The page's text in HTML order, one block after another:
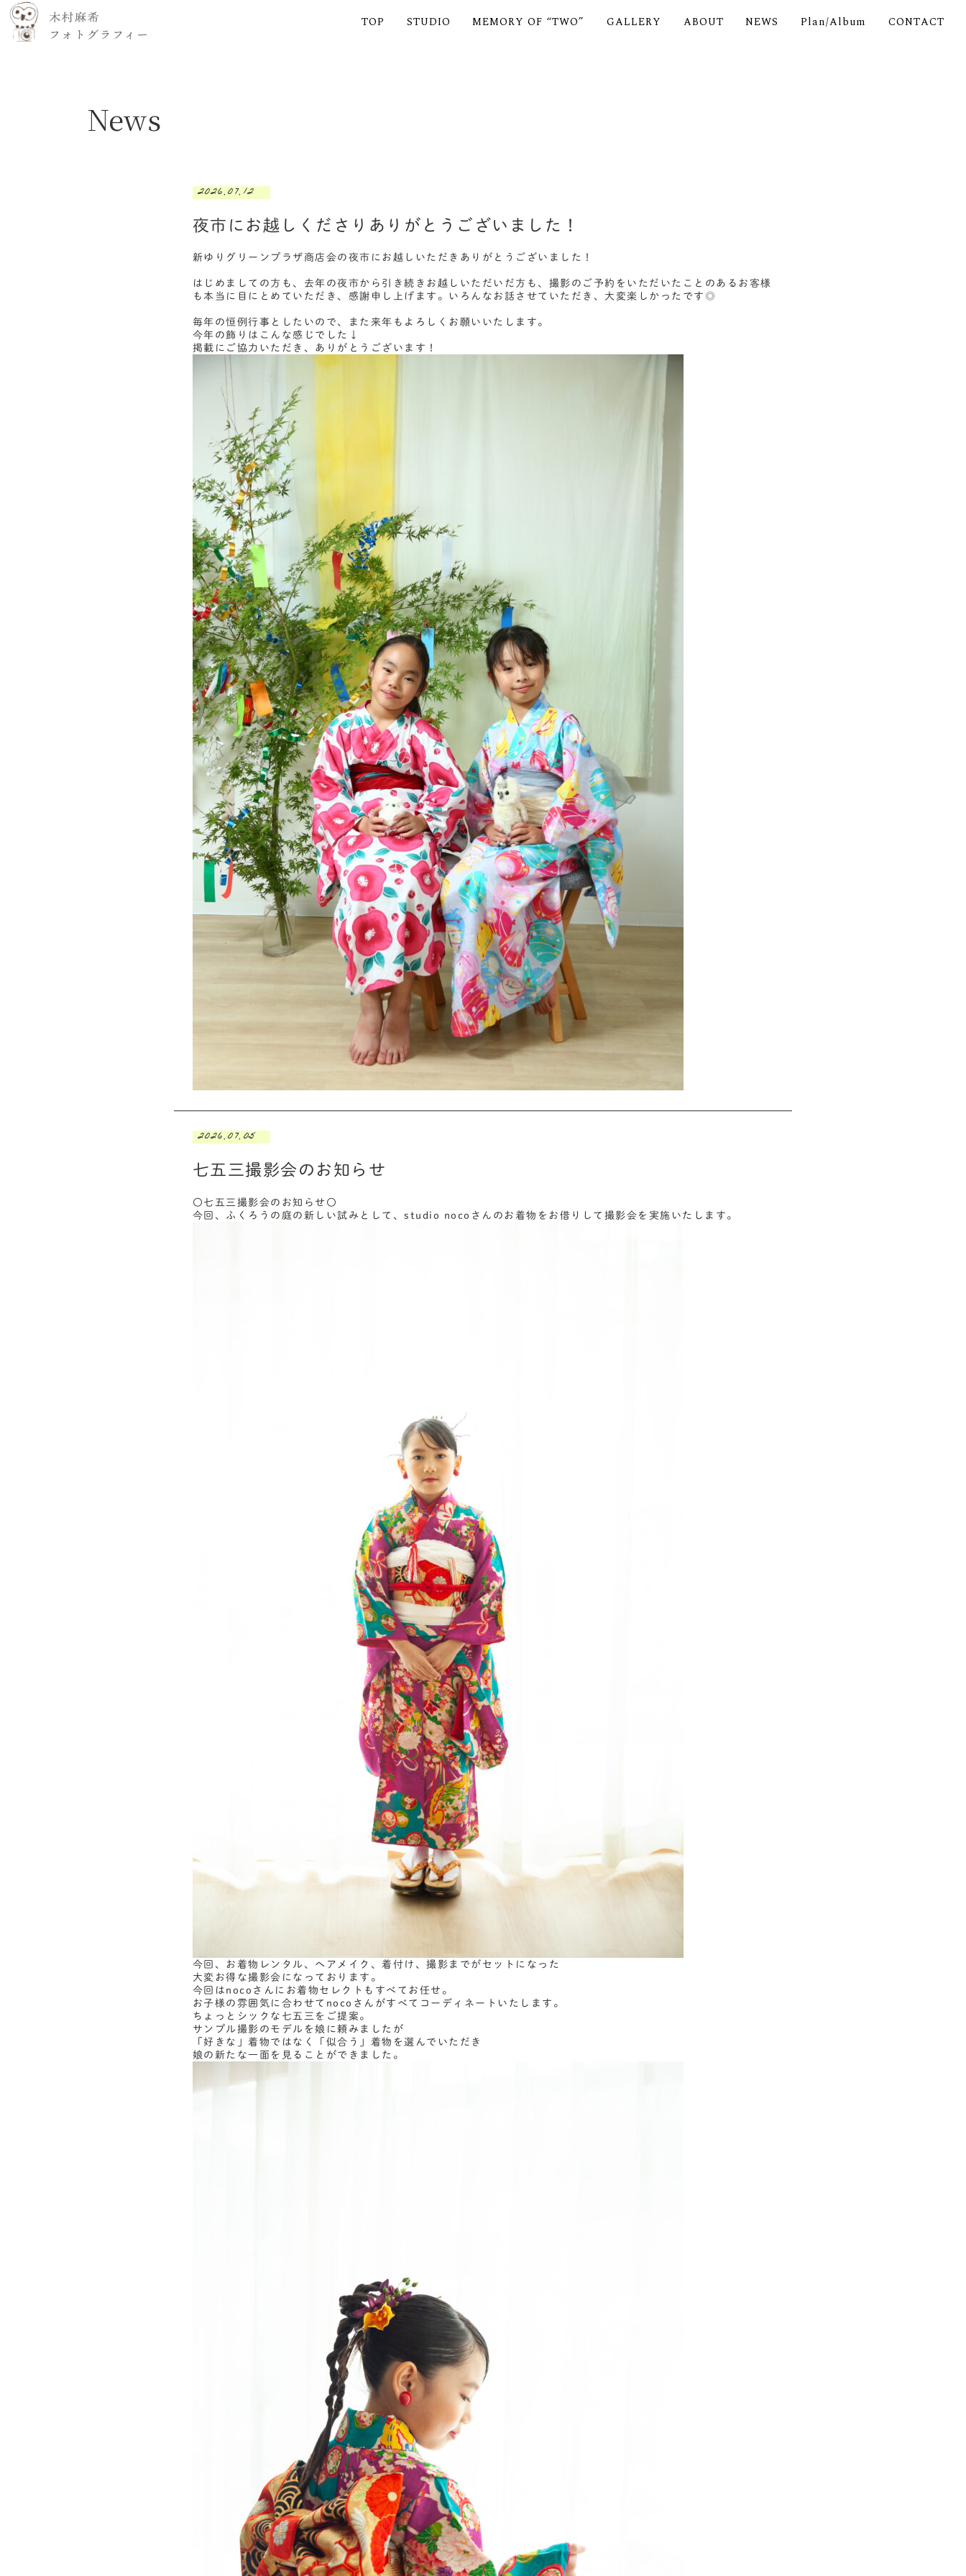
TOP STUDIO MEMORY OF “TWO” GALLERY ABOUT NEWS Plan/Album CONTACT
News
2026.07.12
夜市にお越しくださりありがとうございました！
新ゆりグリーンプラザ商店会の夜市にお越しいただきありがとうございました！
はじめましての方も、去年の夜市から引き続きお越しいただいだ方も、撮影のご予約をいただいたことのあるお客様
も本当に目にとめていただき、感謝申し上げます。いろんなお話させていただき、大変楽しかったです◎
毎年の恒例行事としたいので、また来年もよろしくお願いいたします。
今年の飾りはこんな感じでした↓
掲載にご協力いただき、ありがとうございます！
2026.07.05
七五三撮影会のお知らせ
〇七五三撮影会のお知らせ〇
今回、ふくろうの庭の新しい試みとして、studio nocoさんのお着物をお借りして撮影会を実施いたします。
今回、お着物レンタル、ヘアメイク、着付け、撮影までがセットになった
大変お得な撮影会になっております。
今回はnocoさんにお着物セレクトもすべてお任せ。
お子様の雰囲気に合わせてnocoさんがすべてコーディネートいたします。
ちょっとシックな七五三をご提案。
サンプル撮影のモデルを娘に頼みましたが
「好きな」着物ではなく「似合う」着物を選んでいただき
娘の新たな一面を見ることができました。